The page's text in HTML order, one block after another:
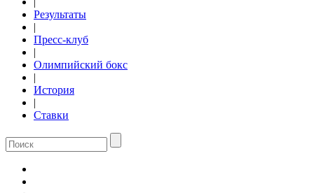
Результаты
|
Пресс-клуб
|
Олимпийский бокс
|
История
|
Ставки